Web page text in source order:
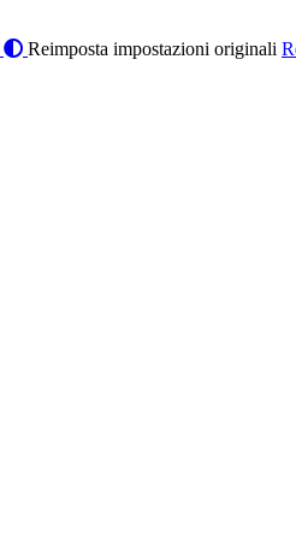
Reimposta impostazioni originali